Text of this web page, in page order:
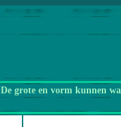
De grote en vorm kunnen